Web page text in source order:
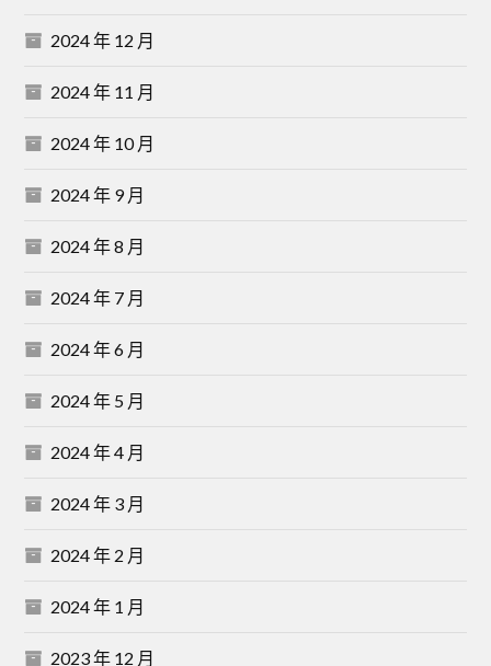
2024 年 12 月
2024 年 11 月
2024 年 10 月
2024 年 9 月
2024 年 8 月
2024 年 7 月
2024 年 6 月
2024 年 5 月
2024 年 4 月
2024 年 3 月
2024 年 2 月
2024 年 1 月
2023 年 12 月